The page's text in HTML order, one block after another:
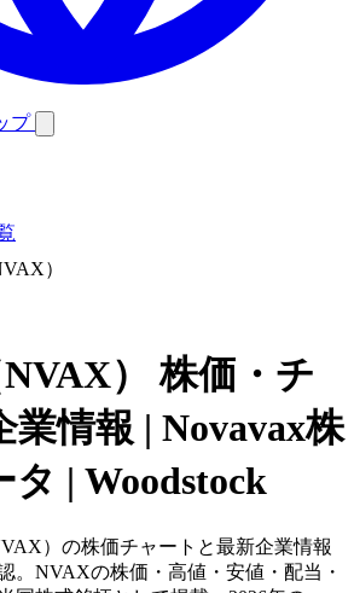
プ
）
）
株価・チ
業情報 | Novavax株
| Woodstock
）の株価チャートと最新企業情報
。NVAXの株価・高値・安値・配当・